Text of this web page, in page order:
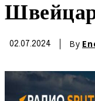
02.07.2024 By